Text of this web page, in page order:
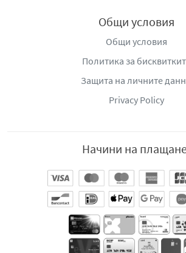
Общи условия
Общи условия
Политика за
Защита на личните
Privacy Policy
Начини на